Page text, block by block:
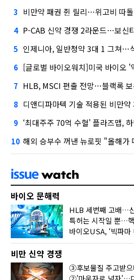
3 비만약 패권 쥔 릴리…위고비 따
4 P-CAB 신약 경쟁 2라운드…보신
5 인제니아, 일반청약 3대 1 그쳐…
6 [글로벌 바이오워치]미국 바이오 '
7 HLB, MSCI 편출 전망…블랙록
8 디앤디파마텍 기술 적용된 비만약 개발
9 ‘최대주주 70억 수혈' 플라즈맵, 하
10 해외 승부수 꺼낸 뉴로핏 "올해가
바이오 문해력
HLB 세번째 고배…
특허는 시작일 뿐…
바이오USA, ‘빅파마
비만 신약 경쟁
③후보물질 주고받